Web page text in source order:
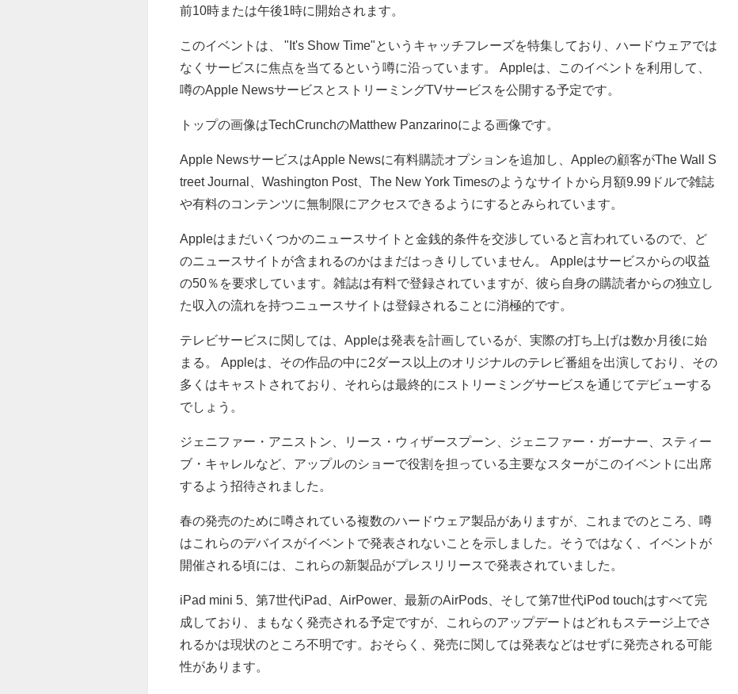
前10時または午後1時に開始されます。
このイベントは、 "It's Show Time"というキャッチフレーズを特集しており、ハードウェアでは
なくサービスに焦点を当てるという噂に沿っています。 Appleは、このイベントを利用して、
噂のApple NewsサービスとストリーミングTVサービスを公開する予定です。
トップの画像はTechCrunchのMatthew Panzarinoによる画像です。
Apple NewsサービスはApple Newsに有料購読オプションを追加し、Appleの顧客がThe Wall S
treet Journal、Washington Post、The New York Timesのようなサイトから月額9.99ドルで雑誌
や有料のコンテンツに無制限にアクセスできるようにするとみられています。
Appleはまだいくつかのニュースサイトと金銭的条件を交渉していると言われているので、ど
のニュースサイトが含まれるのかはまだはっきりしていません。 Appleはサービスからの収益
の50％を要求しています。雑誌は有料で登録されていますが、彼ら自身の購読者からの独立し
た収入の流れを持つニュースサイトは登録されることに消極的です。
テレビサービスに関しては、Appleは発表を計画しているが、実際の打ち上げは数か月後に始
まる。 Appleは、その作品の中に2ダース以上のオリジナルのテレビ番組を出演しており、その
多くはキャストされており、それらは最終的にストリーミングサービスを通じてデビューする
でしょう。
ジェニファー・アニストン、リース・ウィザースプーン、ジェニファー・ガーナー、スティー
ブ・キャレルなど、アップルのショーで役割を担っている主要なスターがこのイベントに出席
するよう招待されました。
春の発売のために噂されている複数のハードウェア製品がありますが、これまでのところ、噂
はこれらのデバイスがイベントで発表されないことを示しました。そうではなく、イベントが
開催される頃には、これらの新製品がプレスリリースで発表されていました。
iPad mini 5、第7世代iPad、AirPower、最新のAirPods、そして第7世代iPod touchはすべて完
成しており、まもなく発売される予定ですが、これらのアップデートはどれもステージ上でさ
れるかは現状のところ不明です。おそらく、発売に関しては発表などはせずに発売される可能
性があります。